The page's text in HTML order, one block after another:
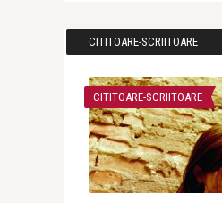
CITITOARE-SCRIITOARE
CITITOARE-SCRIITOARE